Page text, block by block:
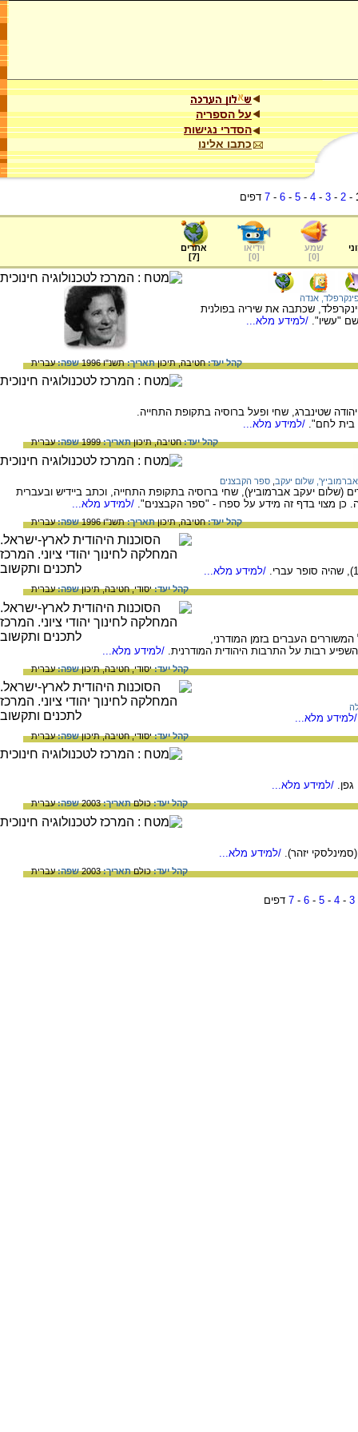
על הספריה
הסדרי נגישות
כתבו אלינו
-
2
-
3
-
4
-
5
-
6
-
7 דפים
שמע
[
0
]
וידיאו
[
0
]
אתרים
[
7
]
אנדה
שכתבה את שיריה בפולנית
"עשיו". /למידע מלא...
קהל יעד:חטיבה,תיכוןתאריך:תשנ"ו 1996 שפה:עברית
שטינברג, שחי ופעל ברוסיה בתקופת התחייה.
בית לחם". /למידע מלא...
קהל יעד:חטיבה,תיכוןתאריך:1999 שפה:עברית
אברמוביץ', שלום יעקב ספר הקבצנים
(שלום יעקב אברמוביץ), שחי ברוסיה בתקופת התחייה, וכתב ביידיש ובעברית
כן מצוי בדף זה מידע על ספרו - "ספר הקבצנים". /למידע מלא...
קהל יעד:חטיבה,תיכוןתאריך:תשנ"ו 1996 שפה:עברית
/למידע מלא...
קהל יעד:יסודי,חטיבה,תיכוןשפה:עברית
(1873-1934)שהיה גדול המשוררים העברים בזמן המודרני,
רבות על התרבות היהודית המודרנית. /למידע מלא...
קהל יעד:יסודי,חטיבה,תיכוןשפה:עברית
מלא...
קהל יעד:יסודי,חטיבה,תיכוןשפה:עברית
/למידע מלא...
קהל יעד:כולםתאריך:2003 שפה:עברית
יזהר). /למידע מלא...
קהל יעד:כולםתאריך:2003 שפה:עברית
3
-
4
-
5
-
6
-
7 דפים